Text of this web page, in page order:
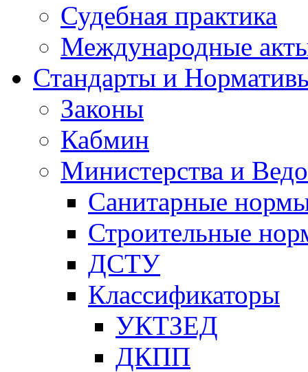
Судебная практика
Международные
Стандарты и
Законы
Кабмин
Министерства и
Санитарные
Строительные
ДСТУ
Классификаторы
УКТЗЕД
ДКПП